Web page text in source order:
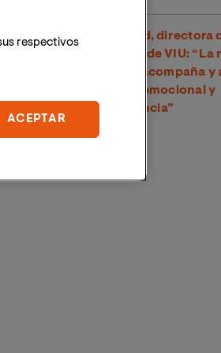
Dra. Amparo Suay Madrid, directora
Grado en Comunicación de VIU: “La
es una voz cercana que acompaña y
un espacio de conexión emocional y
psicológica con la audiencia”
respectivos
ACEPTAR